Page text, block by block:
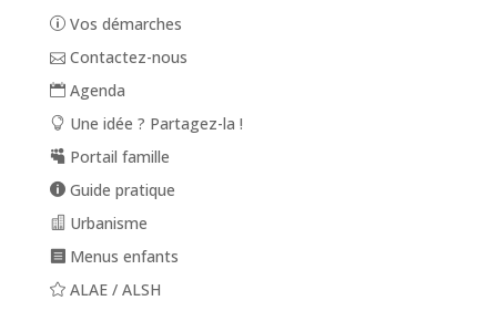
Vos démarches
Contactez-nous
Agenda
Une idée ? Partagez-la !
Portail famille
Guide pratique
Urbanisme
Menus enfants
ALAE / ALSH